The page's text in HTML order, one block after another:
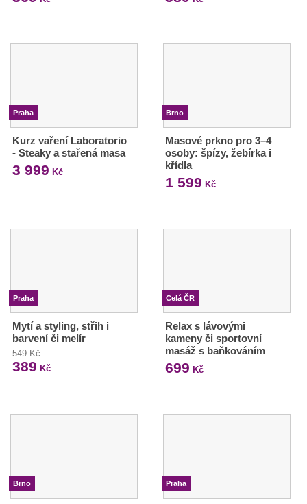
Praha
Kurz vaření Laboratorio
- Steaky a stařená masa
3 999 Kč
Brno
Masové prkno pro 3–4
osoby: špízy, žebírka i
křídla
1 599 Kč
Praha
Mytí a styling, střih i
barvení či melír
549 Kč
389 Kč
Celá ČR
Relax s lávovými
kameny či sportovní
masáž s baňkováním
699 Kč
Brno Praha